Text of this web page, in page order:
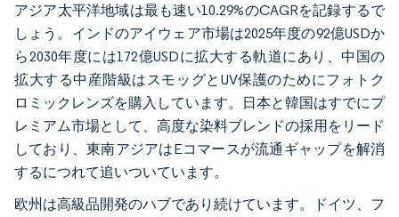
アジア太平洋地域は最も速い10.29%のCAGRを記録するで
しょう。インドのアイウェア市場は2025年度の92億USDか
ら2030年度には172億USDに拡大する軌道にあり、中国の
拡大する中産階級はスモッグとUV保護のためにフォトク
ロミックレンズを購入しています。日本と韓国はすでにプ
レミアム市場として、高度な染料ブレンドの採用をリード
しており、東南アジアはEコマースが流通ギャップを解消
するにつれて追いついています。
欧州は高級品開発のハブであり続けています。ドイツ、フ